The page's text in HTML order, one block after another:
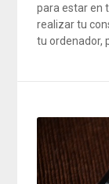
para estar en
realizar tu
tu ordenador,